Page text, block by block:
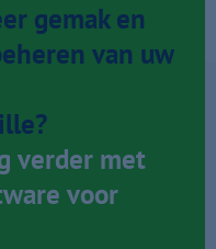
gemak en
van uw
verder met
voor